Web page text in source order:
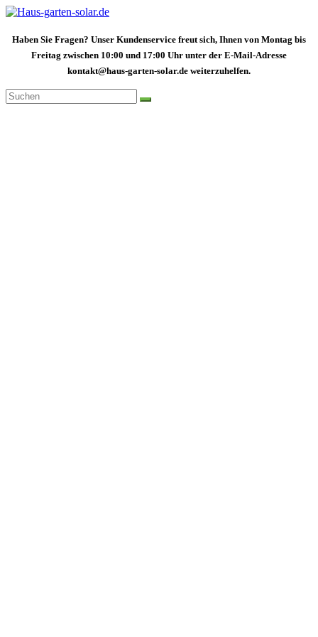
Zum
springen
Haben Sie Fragen? Unser Kundenservice freut sich, Ihnen von Montag bis
Freitag zwischen 10:00 und 17:00 Uhr unter der E-Mail-Adresse
kontakt@haus-garten-solar.de weiterzuhelfen.